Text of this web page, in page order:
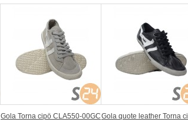
Gola Torna cipö CLA550-00GCGola quote leather Torna